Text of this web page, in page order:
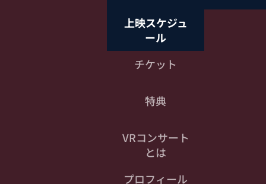
上映スケジュ
ール
チケット
特典
VRコンサート
とは
プロフィール